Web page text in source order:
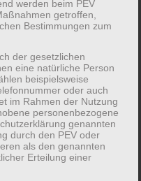
– 26.06.2026
Stollwerck
werden beim PEV
getroffen,
Bestimmungen zum
der gesetzlichen
eine natürliche Person
beispielsweise
oder auch
im Rahmen der Nutzung
personenbezogene
genannten
durch den PEV oder
als den genannten
Erteilung einer